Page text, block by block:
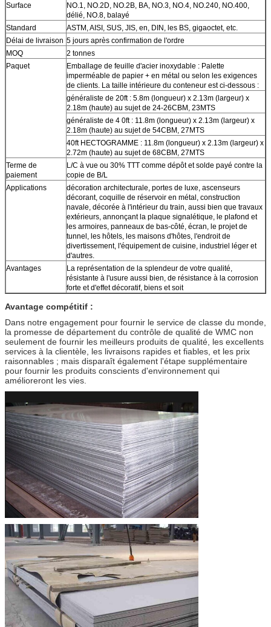
Surface
NO.1, NO.2D, NO.2B, BA, NO.3, NO.4, NO.240, NO.400,
délié, NO.8, balayé
Standard
ASTM, AISI, SUS, JIS, en, DIN, les BS, gigaoctet, etc.
Délai de livraison 5 jours après confirmation de l'ordre
MOQ
2 tonnes
Paquet
Emballage de feuille d'acier inoxydable : Palette
imperméable de papier + en métal ou selon les exigences
de clients. La taille intérieure du conteneur est ci-dessous :
généraliste de 20ft : 5.8m (longueur) x 2.13m (largeur) x
2.18m (haute) au sujet de 24-26CBM, 23MTS
généraliste de 4 0ft : 11.8m (longueur) x 2.13m (largeur) x
2.18m (haute) au sujet de 54CBM, 27MTS
40ft HECTOGRAMME : 11.8m (longueur) x 2.13m (largeur) x
2.72m (haute) au sujet de 68CBM, 27MTS
Terme de
paiement
L/C à vue ou 30% TTT comme dépôt et solde payé contre la
copie de B/L
Applications
décoration architecturale, portes de luxe, ascenseurs
décorant, coquille de réservoir en métal, construction
navale, décorée à l'intérieur du train, aussi bien que travaux
extérieurs, annonçant la plaque signalétique, le plafond et
les armoires, panneaux de bas-côté, écran, le projet de
tunnel, les hôtels, les maisons d'hôtes, l'endroit de
divertissement, l'équipement de cuisine, industriel léger et
d'autres.
Avantages
La représentation de la splendeur de votre qualité,
résistante à l'usure aussi bien, de résistance à la corrosion
forte et d'effet décoratif, biens et soit
Avantage compétitif :
Dans notre engagement pour fournir le service de classe du monde,
la promesse de département du contrôle de qualité de WMC non
seulement de fournir les meilleurs produits de qualité, les excellents
services à la clientèle, les livraisons rapides et fiables, et les prix
raisonnables ; mais disparaît également l'étape supplémentaire
pour fournir les produits conscients d'environnement qui
amélioreront les vies.